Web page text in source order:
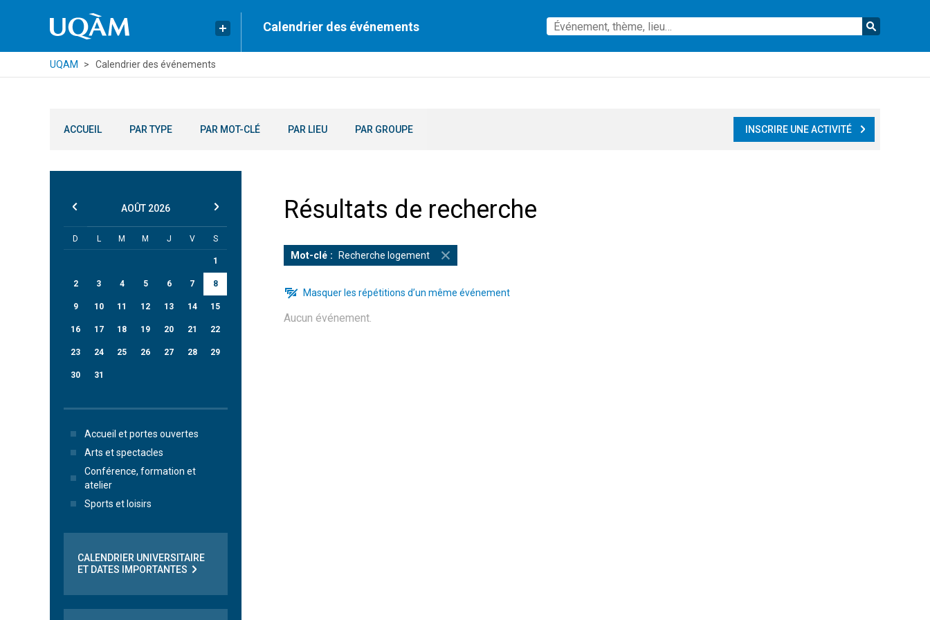
Calendrier des événements
UQAM Calendrier des événements
ACCUEIL PAR TYPE PAR MOT-CLÉ PAR LIEU PAR GROUPE INSCRIRE UNE ACTIVITÉ
Résultats de recherche
Mot-clé Recherche logement
Masquer les répétitions d’un même événement
Aucun événement.
AOÛT 2026
D L M M J V S
1
2 3 4 5 6 7 8
9 10 11 12 13 14 15
16 17 18 19 20 21 22
23 24 25 26 27 28 29
30 31
Accueil et portes ouvertes
Arts et spectacles
Conférence, formation et
atelier
Sports et loisirs
CALENDRIER UNIVERSITAIRE
ET DATES IMPORTANTES